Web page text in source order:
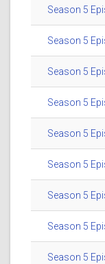
Season 5
Season 5
Season 5
Season 5
Season 5
Season 5
Season 5
Season 5
Season 5